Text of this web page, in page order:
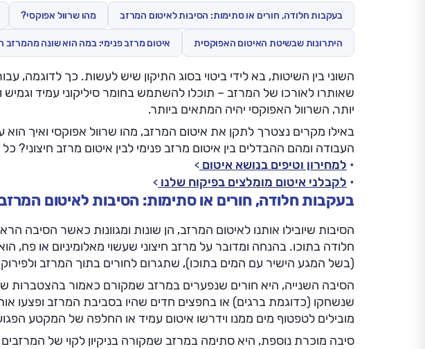
בעקבות חלודה, חורים או סתימות: הסיבות לאיטום המרזב מהו שרוול אפוקסי?
היתרונות שבשיטת האיטום האפוקסית איטום מרזב פנימי: במה הוא שונה מהמרזב
השוני בין השיטות, בא לידי ביטוי בסוג התיקון שיש לעשות. כך לדוגמה,
שאותרו לאורכו של המרזב – תוכלו להשתמש בחומר סיליקוני עמיד וגמיש
יותר, השרוול האפוקסי יהיה המתאים ביותר.
באילו מקרים נצטרך לתקן את איטום המרזב, מהו שרוול אפוקסי ואיך הוא
העבודה ומהם ההבדלים בין איטום מרזב פנימי לבין איטום מרזב חיצוני?
למחירון וטיפים בנושא איטום
לקבלני איטום מומלצים בפיקוח שלנו
בעקבות חלודה, חורים או סתימות: הסיבות לאיטום
הסיבות שיובילו אותנו לאיטום המרזב, הן שונות ומגוונות כאשר הסיבה
חלודה בתוכו. בהנחה ומדובר על מרזב חיצוני שעשוי מאלומיניום או פח,
(בשל המגע הישיר עם המים בתוכו), שתגרום לחורים בתוך המרזב
הסיבה השנייה, היא חורים שנפערים במרזב שמקורם כאמור בהצטברות
שנשחקו (כדוגמת ברגים) או בחפצים חדים שהיו בסביבת המרזב ופצעו
מובילים לטפטוף מים ממנו וידרשו איטום עמיד או החלפה של המקטע
סיבה מוכרת נוספת, היא סתימה במרזב שמקורה בניקיון לקוי של